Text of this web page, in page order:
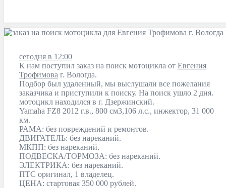
сегодня в 12:00
К нам поступил заказ на поиск мотоцикла от Евгения
Трофимова г. Вологда.
Подбор был удаленный, мы выслушали все пожелания
заказчика и приступили к поиску. На поиск ушло 2 дня.
мотоцикл находился в г. Дзержинский.
Yamaha FZ8 2012 г.в., 800 см3,106 л.с., инжектор, 31 000
км.
РАМА: без повреждений и ремонтов.
ДВИГАТЕЛЬ: без нареканий.
МКПП: без нареканий.
ПОДВЕСКА/ТОРМОЗА: без нареканий.
ЭЛЕКТРИКА: без нареканий.
ПТС оригинал, 1 владелец.
ЦЕНА: стартовая 350 000 рублей.